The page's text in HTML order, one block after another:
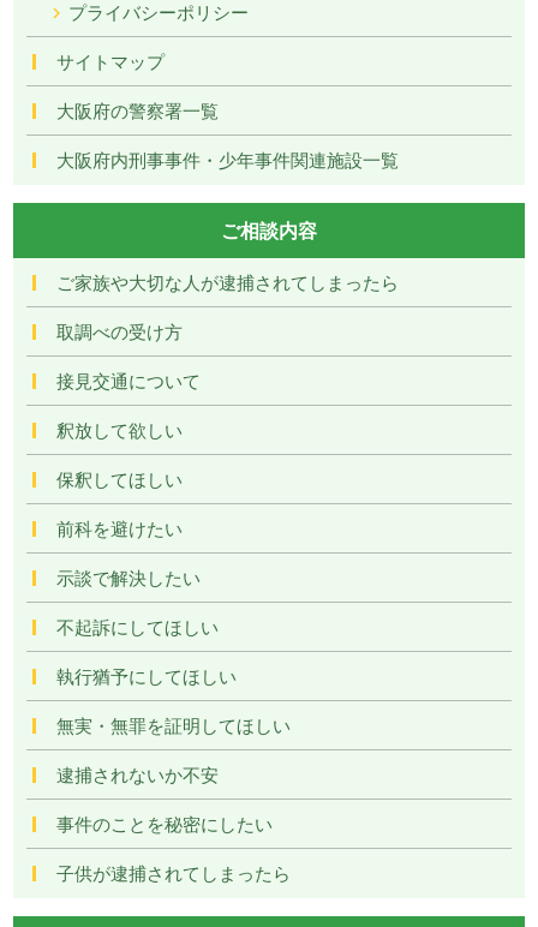
プライバシーポリシー
サイトマップ
大阪府の警察署一覧
大阪府内刑事事件・少年事件関連施設一覧
ご相談内容
ご家族や大切な人が逮捕されてしまったら
取調べの受け方
接見交通について
釈放して欲しい
保釈してほしい
前科を避けたい
示談で解決したい
不起訴にしてほしい
執行猶予にしてほしい
無実・無罪を証明してほしい
逮捕されないか不安
事件のことを秘密にしたい
子供が逮捕されてしまったら